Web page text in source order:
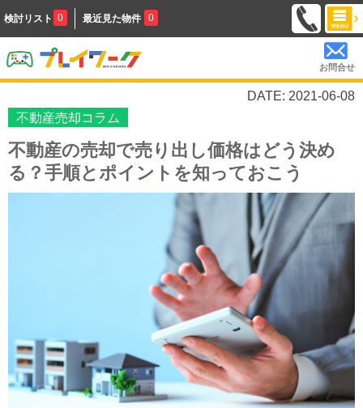
検討リスト 0 最近見た物件 0
お問合せ
DATE: 2021-06-08
不動産売却コラム
不動産の売却で売り出し価格はどう決め
る？手順とポイントを知っておこう